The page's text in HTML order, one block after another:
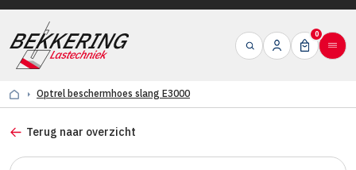
0
Optrel beschermhoes slang E3000
Terug naar overzicht